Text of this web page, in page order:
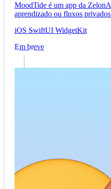
MoodTide é um app da
aprendizado ou fluxos
iOS SwiftUI WidgetKit
Em breve